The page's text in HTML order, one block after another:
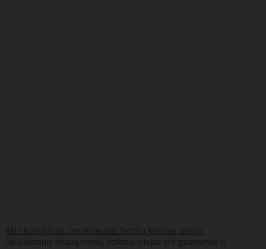
KN ekologiškas, nerafinuotas šviežių kokosų aliejus
Šis išskirtinis Kvapų namų kokosų aliejus yra gaunamas iš